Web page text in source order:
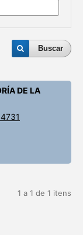
Buscar
DE LA
1 a 1 de 1 itens